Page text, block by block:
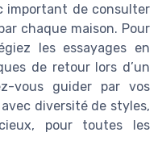
important de consulter
chaque maison. Pour
les essayages en
de retour lors d’un
vous guider par vos
diversité de styles,
pour toutes les